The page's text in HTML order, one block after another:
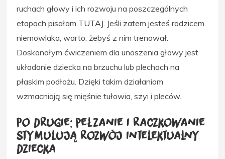
ruchach głowy i ich rozwoju na poszczególnych
etapach pisałam TUTAJ . Jeśli zatem jesteś rodzicem
niemowlaka, warto, żebyś z nim trenował.
Doskonałym ćwiczeniem dla unoszenia głowy jest
układanie dziecka na brzuchu lub plechach na
płaskim podłożu. Dzięki takim działaniom
wzmacniają się mięśnie tułowia, szyi i pleców.
Po drugie: pełzanie i raczkowanie
stymulują rozwój intelektualny
dziecka